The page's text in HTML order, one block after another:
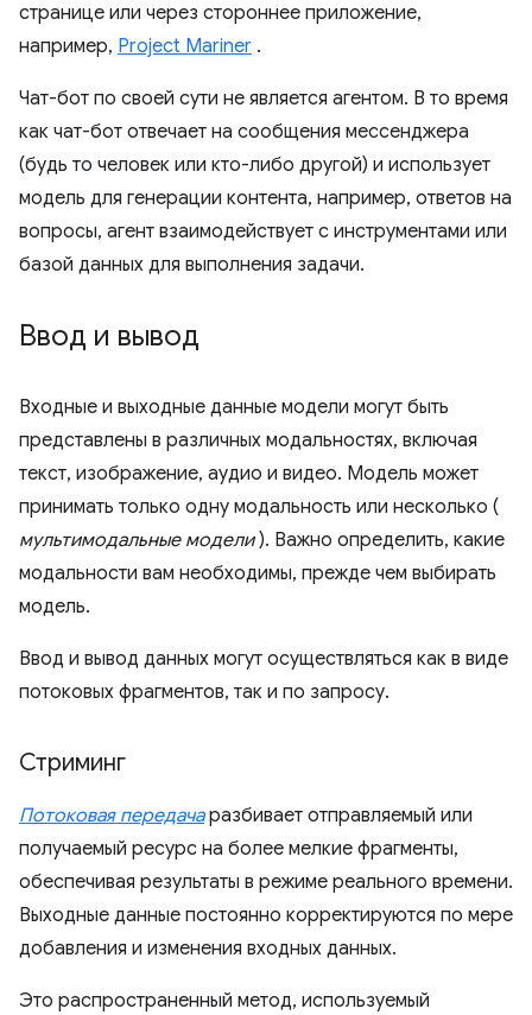
странице или через стороннее приложение,
например, Project Mariner .
Чат-бот по своей сути не является агентом. В то время
как чат-бот отвечает на сообщения мессенджера
(будь то человек или кто-либо другой) и использует
модель для генерации контента, например, ответов на
вопросы, агент взаимодействует с инструментами или
базой данных для выполнения задачи.
Ввод и вывод
Входные и выходные данные модели могут быть
представлены в различных модальностях, включая
текст, изображение, аудио и видео. Модель может
принимать только одну модальность или несколько (
мультимодальные модели). Важно определить, какие
модальности вам необходимы, прежде чем выбирать
модель.
Ввод и вывод данных могут осуществляться как в виде
потоковых фрагментов, так и по запросу.
Стриминг
Потоковая передачаразбивает отправляемый или
получаемый ресурс на более мелкие фрагменты,
обеспечивая результаты в режиме реального времени.
Выходные данные постоянно корректируются по мере
добавления и изменения входных данных.
Это распространенный метод, используемый